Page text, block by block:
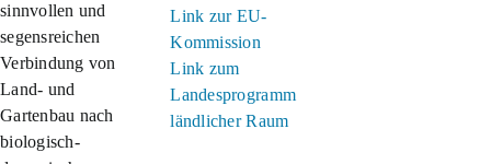
sinnvollen und
segensreichen
Verbindung von
Land- und
Gartenbau nach
biologisch-
Link zur EU-
Kommission
Link zum
Landesprogramm
ländlicher Raum